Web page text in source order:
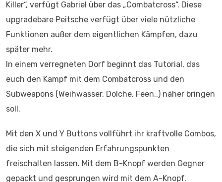
Killer“, verfügt Gabriel über das „Combatcross“. Diese
upgradebare Peitsche verfügt über viele nützliche
Funktionen außer dem eigentlichen Kämpfen, dazu
später mehr.
In einem verregneten Dorf beginnt das Tutorial, das
euch den Kampf mit dem Combatcross und den
Subweapons (Weihwasser, Dolche, Feen..) näher bringen
soll.
Mit den X und Y Buttons vollführt ihr kraftvolle Combos,
die sich mit steigenden Erfahrungspunkten
freischalten lassen. Mit dem B-Knopf werden Gegner
gepackt und gesprungen wird mit dem A-Knopf.